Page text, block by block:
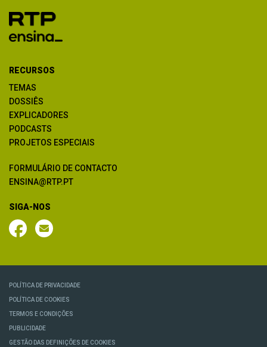
RECURSOS
TEMAS
DOSSIÊS
EXPLICADORES
PODCASTS
PROJETOS ESPECIAIS
FORMULÁRIO DE CONTACTO
ENSINA@RTP.PT
SIGA-NOS
POLÍTICA DE PRIVACIDADE
POLÍTICA DE COOKIES
TERMOS E CONDIÇÕES
PUBLICIDADE
GESTÃO DAS DEFINIÇÕES DE COOKIES